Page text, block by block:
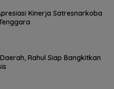
Kinerja Satresnarkoba
Rahul Siap Bangkitkan